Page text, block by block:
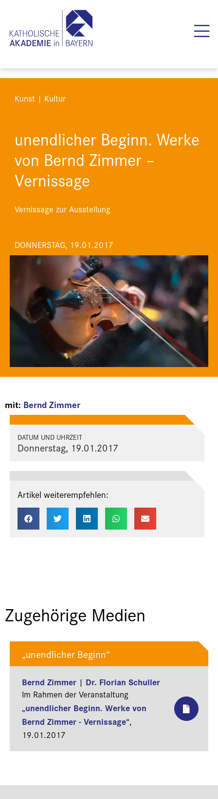
Kunst | Kultur
unendlicher Beginn. Werke
von Bernd Zimmer –
Vernissage
Vernissage zur Ausstellung
DONNERSTAG, 19.01.2017
mit: Bernd Zimmer
DATUM UND UHRZEIT
Donnerstag, 19.01.2017
Artikel weiterempfehlen:
Zugehörige Medien
„unendlicher Beginn“
Bernd Zimmer | Dr. Florian Schuller
Im Rahmen der Veranstaltung
„unendlicher Beginn. Werke von
Bernd Zimmer - Vernissage“,
19.01.2017